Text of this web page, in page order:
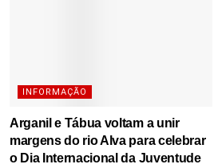
INFORMAÇÃO
Arganil e Tábua voltam a unir
margens do rio Alva para celebrar
o Dia Internacional da Juventude